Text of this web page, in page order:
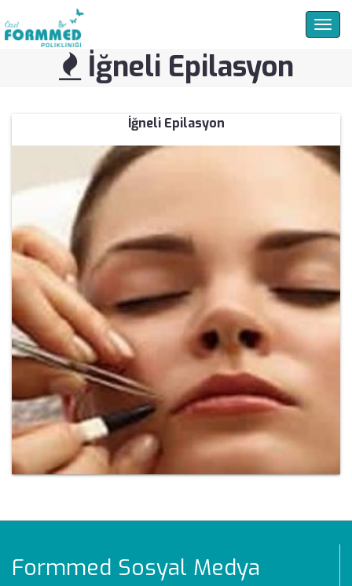
İğneli Epilasyon
İğneli Epilasyon
Formmed Sosyal Medya